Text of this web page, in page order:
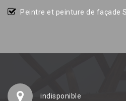
Peintre et peinture de façade
indisponible